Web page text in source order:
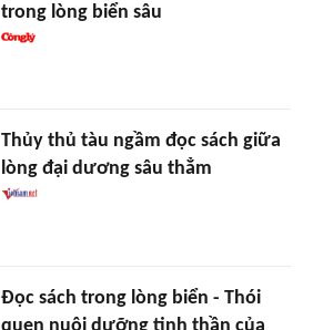
trong lòng biển sâu
Thủy thủ tàu ngầm đọc sách giữa
lòng đại dương sâu thẳm
Đọc sách trong lòng biển - Thói